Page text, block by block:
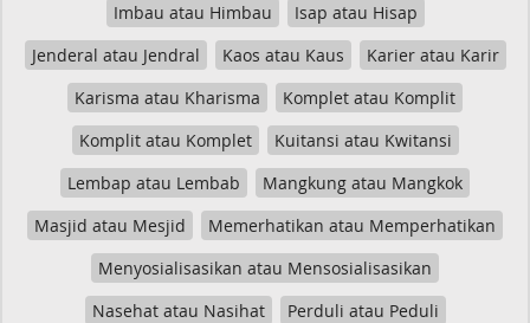
Imbau atau Himbau
Isap atau Hisap
Jenderal atau Jendral
Kaos atau Kaus
Karier atau Karir
Karisma atau Kharisma
Komplet atau Komplit
Komplit atau Komplet
Kuitansi atau Kwitansi
Lembap atau Lembab
Mangkung atau Mangkok
Masjid atau Mesjid
Memerhatikan atau Memperhatikan
Menyosialisasikan atau Mensosialisasikan
Nasehat atau Nasihat
Perduli atau Peduli